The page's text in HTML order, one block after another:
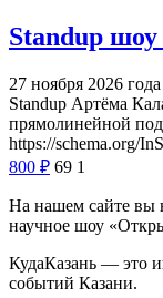
Standup
27 ноября 2026
Standup Артёма
прямолинейной
https://schema.org/
800 ₽ 69 1
На нашем сайте вы
научное шоу
КудаКазань — это
событий Казани.